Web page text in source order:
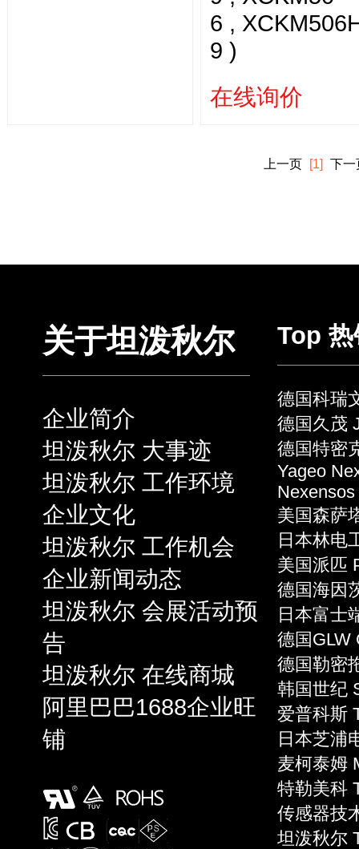
6 ,
9 )
在线询价
上一页 [1] 下一
关于坦泼秋尔
企业简介
坦泼秋尔 大事迹
坦泼秋尔 工作环境
企业文化
坦泼秋尔 工作机会
企业新闻动态
坦泼秋尔 会展活动预
告
坦泼秋尔 在线商城
阿里巴巴1688企业旺
铺
Top
德国科瑞
德国久茂
德国特密
Yageo
Nexensos
美国森萨
日本林电
美国派匹
德国海因
日本富士
德国GLW
德国勒密
韩国世纪
爱普科斯
日本芝浦
麦柯泰姆
特勒美科
传感器技
坦泼秋尔